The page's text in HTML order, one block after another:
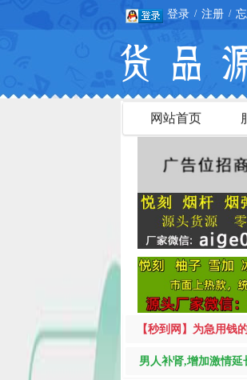
登录 / 注册 /
网站首页
【秒到网】为急用钱
男人补肾,增加激情延